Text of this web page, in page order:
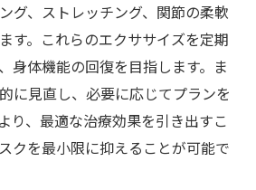
グ、ストレッチング、関節の柔軟
す。これらのエクササイズを定期
身体機能の回復を目指します。ま
に見直し、必要に応じてプランを
り、最適な治療効果を引き出すこ
クを最小限に抑えることが可能で